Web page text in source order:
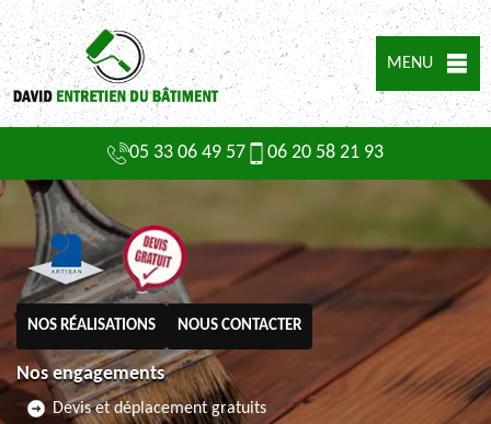
MENU
05 33 06 49 57 06 20 58 21 93
NOS RÉALISATIONS NOUS CONTACTER
Nos engagements
Devis et déplacement gratuits